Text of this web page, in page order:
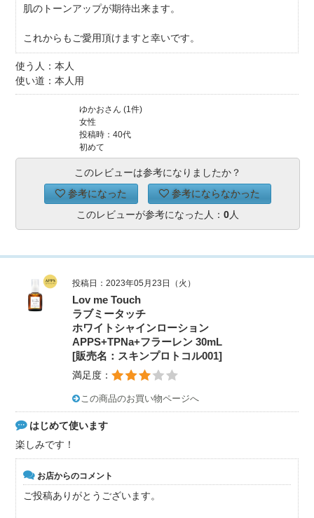
肌のトーンアップが期待出来ます。
これからもご愛用頂けますと幸いです。
使う人：本人
使い道：本人用
ゆかおさん (1件)
女性
投稿時：40代
初めて
このレビューは参考になりましたか？
参考になった
参考にならなかった
このレビューが参考になった人： 0人
投稿日：2023年05月23日（火）
Lov me Touch
ラブミータッチ
ホワイトシャインローション
APPS+TPNa+フラーレン 30mL
[販売名：スキンプロトコル001]
満足度：
この商品のお買い物ページへ
はじめて使います
楽しみです！
お店からのコメント
ご投稿ありがとうございます。